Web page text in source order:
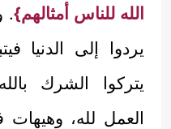
الله للناس أمثالهم}.
يردوا إلى الدنيا
يتركوا الشرك
العمل لله،